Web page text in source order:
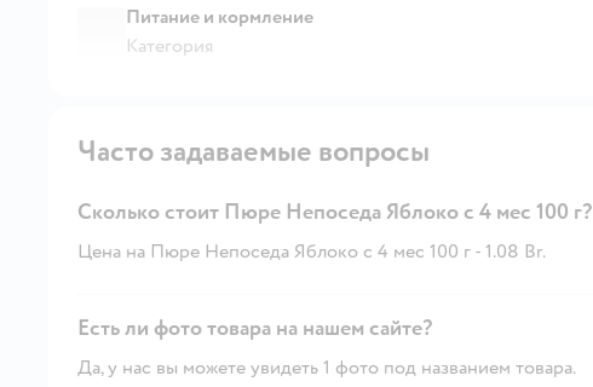
Питание и кормление
Категория
Часто задаваемые вопросы
Сколько стоит Пюре Непоседа Яблоко с 4 мес 100 г?
Цена на Пюре Непоседа Яблоко с 4 мес 100 г - 1.08 Br.
Есть ли фото товара на нашем сайте?
Да, у нас вы можете увидеть 1 фото под названием товара.